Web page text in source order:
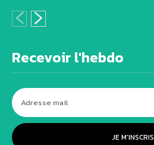
Recevoir l'hebdo
JE M'INSCRIS